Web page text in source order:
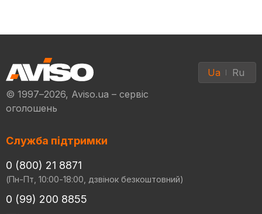
© 1997–2026, Aviso.ua – сервіс
оголошень
Ua Ru
Служба підтримки
0 (800) 21 8871
(Пн-Пт, 10:00-18:00, дзвінок безкоштовний)
0 (99) 200 8855